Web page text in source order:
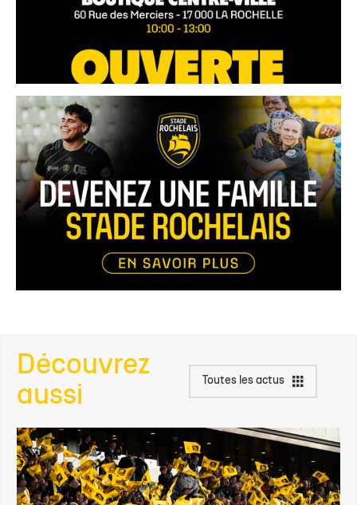
Découvrez
aussi
Toutes les actus